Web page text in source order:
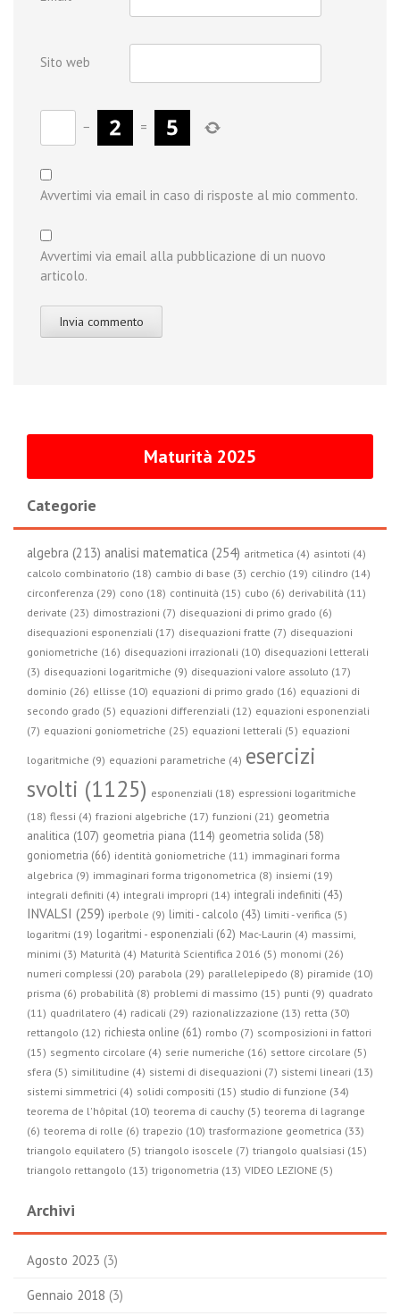
Sito web
− =
Avvertimi via email in caso di risposte al mio commento.
Avvertimi via email alla pubblicazione di un nuovo
articolo.
Maturità 2025
Categorie
algebra (213) analisi matematica (254) aritmetica (4) asintoti (4)
calcolo combinatorio (18) cambio di base (3) cerchio (19) cilindro (14)
circonferenza (29) cono (18) continuità (15) cubo (6) derivabilità (11)
derivate (23) dimostrazioni (7) disequazioni di primo grado (6)
disequazioni esponenziali (17) disequazioni fratte (7) disequazioni
goniometriche (16) disequazioni irrazionali (10) disequazioni letterali
(3) disequazioni logaritmiche (9) disequazioni valore assoluto (17)
dominio (26) ellisse (10) equazioni di primo grado (16) equazioni di
secondo grado (5) equazioni differenziali (12) equazioni esponenziali
(7) equazioni goniometriche (25) equazioni letterali (5) equazioni
logaritmiche (9) equazioni parametriche (4) esercizi
svolti (1125) esponenziali (18) espressioni logaritmiche
(18) flessi (4) frazioni algebriche (17) funzioni (21) geometria
analitica (107) geometria piana (114) geometria solida (58)
goniometria (66) identità goniometriche (11) immaginari forma
algebrica (9) immaginari forma trigonometrica (8) insiemi (19)
integrali definiti (4) integrali impropri (14) integrali indefiniti (43)
INVALSI (259) iperbole (9) limiti - calcolo (43) limiti - verifica (5)
logaritmi (19) logaritmi - esponenziali (62) Mac-Laurin (4) massimi,
minimi (3) Maturità (4) Maturità Scientifica 2016 (5) monomi (26)
numeri complessi (20) parabola (29) parallelepipedo (8) piramide (10)
prisma (6) probabilità (8) problemi di massimo (15) punti (9) quadrato
(11) quadrilatero (4) radicali (29) razionalizzazione (13) retta (30)
rettangolo (12) richiesta online (61) rombo (7) scomposizioni in fattori
(15) segmento circolare (4) serie numeriche (16) settore circolare (5)
sfera (5) similitudine (4) sistemi di disequazioni (7) sistemi lineari (13)
sistemi simmetrici (4) solidi compositi (15) studio di funzione (34)
teorema de l'hôpital (10) teorema di cauchy (5) teorema di lagrange
(6) teorema di rolle (6) trapezio (10) trasformazione geometrica (33)
triangolo equilatero (5) triangolo isoscele (7) triangolo qualsiasi (15)
triangolo rettangolo (13) trigonometria (13) VIDEO LEZIONE (5)
Archivi
Agosto 2023 (3)
Gennaio 2018 (3)